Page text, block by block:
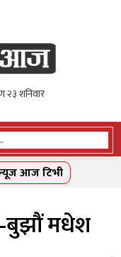
आज टिभी
मधेश